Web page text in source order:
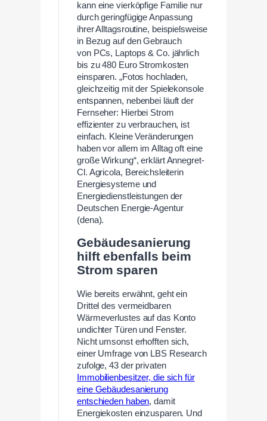
kann eine vierköpfige Familie nur
durch geringfügige Anpassung
ihrer Alltagsroutine, beispielsweise
in Bezug auf den Gebrauch
von PCs, Laptops & Co. jährlich
bis zu 480 Euro Stromkosten
einsparen. „Fotos hochladen,
gleichzeitig mit der Spielekonsole
entspannen, nebenbei läuft der
Fernseher: Hierbei Strom
effizienter zu verbrauchen, ist
einfach. Kleine Veränderungen
haben vor allem im Alltag oft eine
große Wirkung“, erklärt Annegret-
Cl. Agricola, Bereichsleiterin
Energiesysteme und
Energiedienstleistungen der
Deutschen Energie-Agentur
(dena).
Gebäudesanierung
hilft ebenfalls beim
Strom sparen
Wie bereits erwähnt, geht ein
Drittel des vermeidbaren
Wärmeverlustes auf das Konto
undichter Türen und Fenster.
Nicht umsonst erhofften sich,
einer Umfrage von LBS Research
zufolge, 43 der privaten
Immobilienbesitzer, die sich für
eine Gebäudesanierung
entschieden haben, damit
Energiekosten einzusparen. Und